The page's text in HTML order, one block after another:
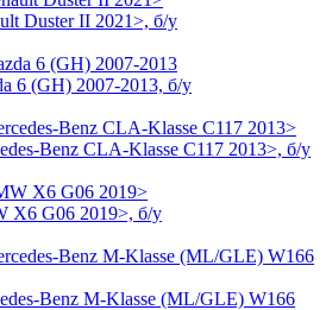
Duster II 2021>, б/у
6 (GH) 2007-2013, б/у
Benz CLA-Klasse C117 2013>, б/у
X6 G06 2019>, б/у
Benz M-Klasse (ML/GLE) W166